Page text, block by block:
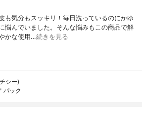
も気分もスッキリ！毎日洗っているのにかゆ
悩んでいました。そんな悩みもこの商品で解
かな使用…続きを見る
シー)
パック